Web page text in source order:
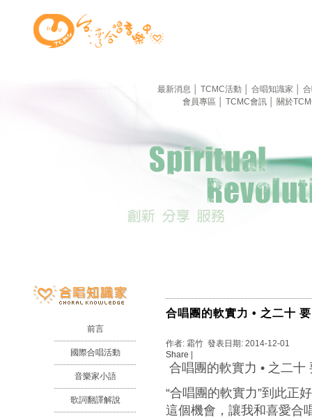
最新消息 TCMC活動 合唱知識家
會員專區
TCMC會訊 關於
前言
國際合唱活動
音樂家小語
歌詞翻譯解說
合唱團的軟實力 • 之二十
作者: 霜竹 發表日期: 2014-12-01
Share |
合唱團的軟實力 • 之二十
“合唱團的軟實力”到此正
這個機會，讓我和喜愛合